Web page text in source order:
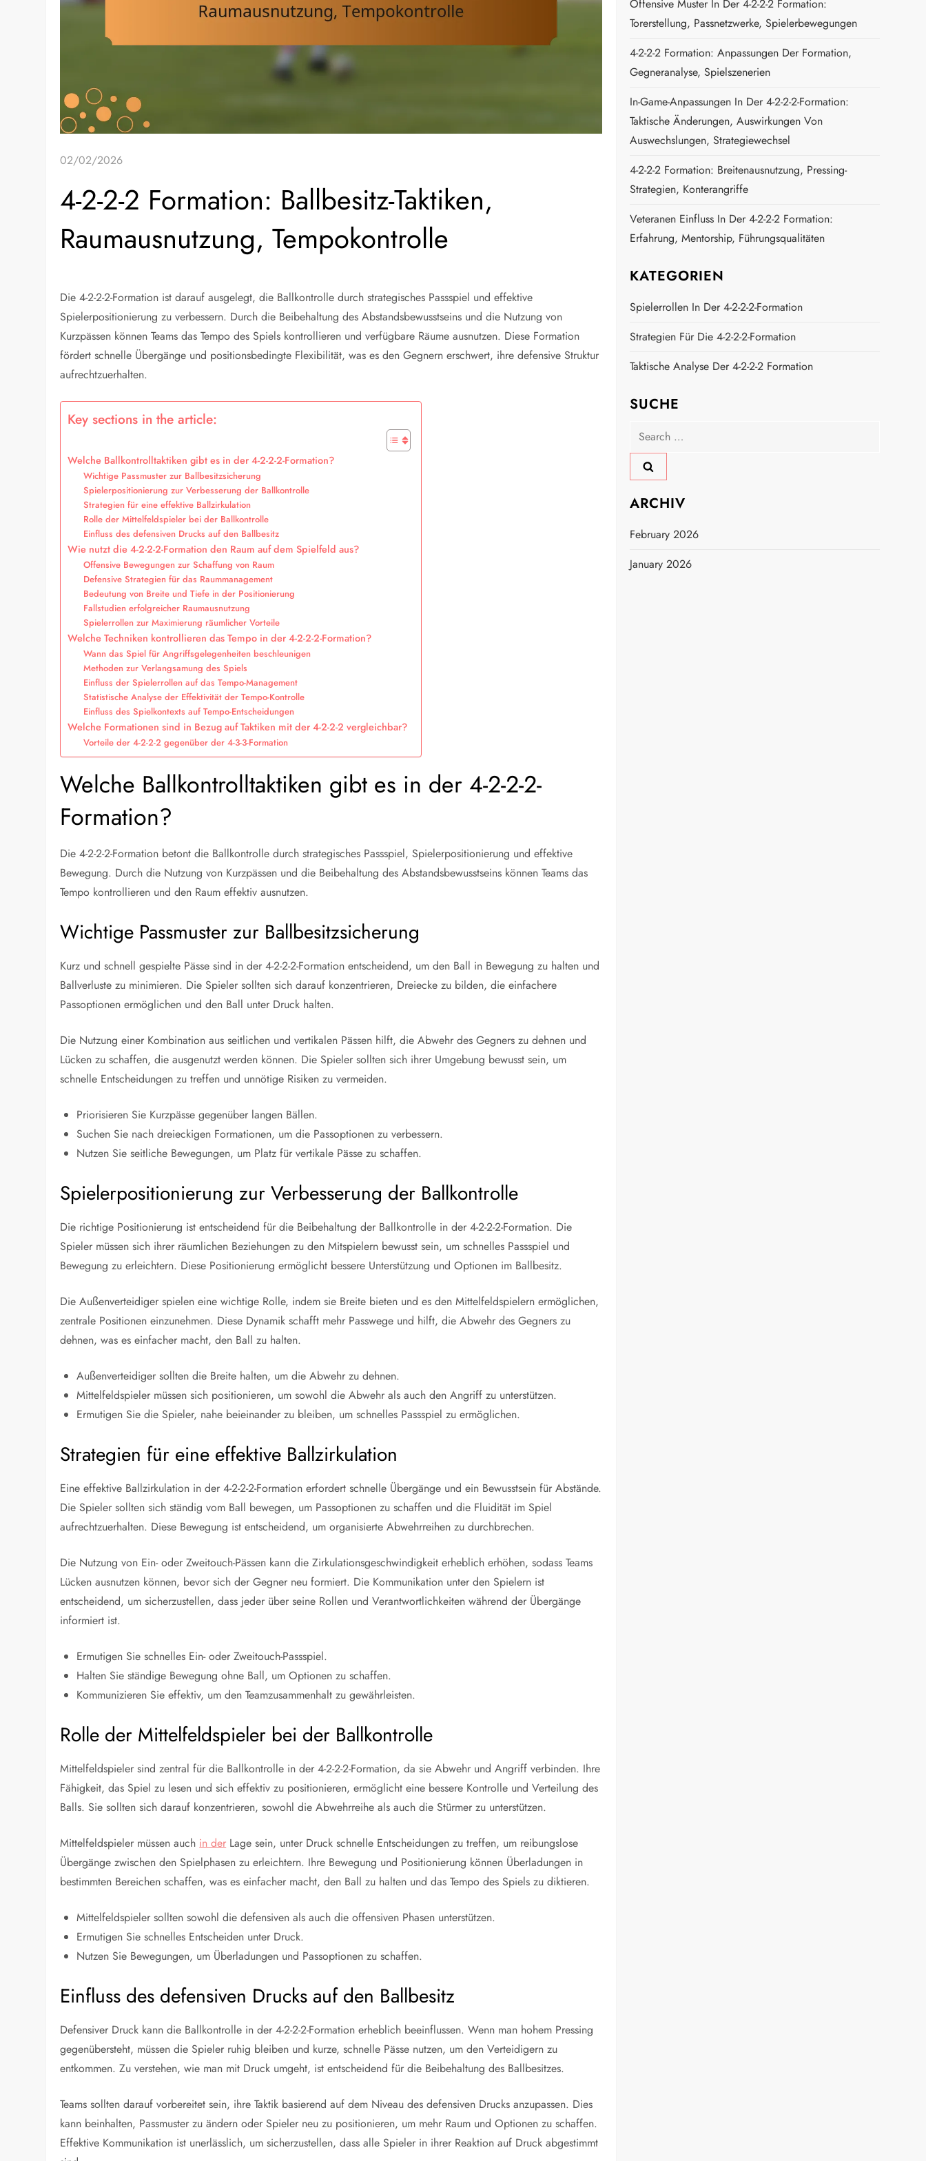
02/02/2026
4-2-2-2 Formation: Ballbesitz-Taktiken,
Raumausnutzung, Tempokontrolle
Die 4-2-2-2-Formation ist darauf ausgelegt, die Ballkontrolle durch strategisches Passspiel und effektive
Spielerpositionierung zu verbessern. Durch die Beibehaltung des Abstandsbewusstseins und die Nutzung von
Kurzpässen können Teams das Tempo des Spiels kontrollieren und verfügbare Räume ausnutzen. Diese Formation
fördert schnelle Übergänge und positionsbedingte Flexibilität, was es den Gegnern erschwert, ihre defensive Struktur
aufrechtzuerhalten.
Key sections in the article:
Welche Ballkontrolltaktiken gibt es in der 4-2-2-2-Formation?
Wichtige Passmuster zur Ballbesitzsicherung
Spielerpositionierung zur Verbesserung der Ballkontrolle
Strategien für eine effektive Ballzirkulation
Rolle der Mittelfeldspieler bei der Ballkontrolle
Einfluss des defensiven Drucks auf den Ballbesitz
Wie nutzt die 4-2-2-2-Formation den Raum auf dem Spielfeld aus?
Offensive Bewegungen zur Schaffung von Raum
Defensive Strategien für das Raummanagement
Bedeutung von Breite und Tiefe in der Positionierung
Fallstudien erfolgreicher Raumausnutzung
Spielerrollen zur Maximierung räumlicher Vorteile
Welche Techniken kontrollieren das Tempo in der 4-2-2-2-Formation?
Wann das Spiel für Angriffsgelegenheiten beschleunigen
Methoden zur Verlangsamung des Spiels
Einfluss der Spielerrollen auf das Tempo-Management
Statistische Analyse der Effektivität der Tempo-Kontrolle
Einfluss des Spielkontexts auf Tempo-Entscheidungen
Welche Formationen sind in Bezug auf Taktiken mit der 4-2-2-2 vergleichbar?
Vorteile der 4-2-2-2 gegenüber der 4-3-3-Formation
Welche Ballkontrolltaktiken gibt es in der 4-2-2-2-
Formation?
Die 4-2-2-2-Formation betont die Ballkontrolle durch strategisches Passspiel, Spielerpositionierung und effektive
Bewegung. Durch die Nutzung von Kurzpässen und die Beibehaltung des Abstandsbewusstseins können Teams das
Tempo kontrollieren und den Raum effektiv ausnutzen.
Wichtige Passmuster zur Ballbesitzsicherung
Kurz und schnell gespielte Pässe sind in der 4-2-2-2-Formation entscheidend, um den Ball in Bewegung zu halten und
Ballverluste zu minimieren. Die Spieler sollten sich darauf konzentrieren, Dreiecke zu bilden, die einfachere
Passoptionen ermöglichen und den Ball unter Druck halten.
Die Nutzung einer Kombination aus seitlichen und vertikalen Pässen hilft, die Abwehr des Gegners zu dehnen und
Lücken zu schaffen, die ausgenutzt werden können. Die Spieler sollten sich ihrer Umgebung bewusst sein, um
schnelle Entscheidungen zu treffen und unnötige Risiken zu vermeiden.
Priorisieren Sie Kurzpässe gegenüber langen Bällen.
Suchen Sie nach dreieckigen Formationen, um die Passoptionen zu verbessern.
Nutzen Sie seitliche Bewegungen, um Platz für vertikale Pässe zu schaffen.
Spielerpositionierung zur Verbesserung der Ballkontrolle
Die richtige Positionierung ist entscheidend für die Beibehaltung der Ballkontrolle in der 4-2-2-2-Formation. Die
Spieler müssen sich ihrer räumlichen Beziehungen zu den Mitspielern bewusst sein, um schnelles Passspiel und
Bewegung zu erleichtern. Diese Positionierung ermöglicht bessere Unterstützung und Optionen im Ballbesitz.
Die Außenverteidiger spielen eine wichtige Rolle, indem sie Breite bieten und es den Mittelfeldspielern ermöglichen,
zentrale Positionen einzunehmen. Diese Dynamik schafft mehr Passwege und hilft, die Abwehr des Gegners zu
dehnen, was es einfacher macht, den Ball zu halten.
Außenverteidiger sollten die Breite halten, um die Abwehr zu dehnen.
Mittelfeldspieler müssen sich positionieren, um sowohl die Abwehr als auch den Angriff zu unterstützen.
Ermutigen Sie die Spieler, nahe beieinander zu bleiben, um schnelles Passspiel zu ermöglichen.
Strategien für eine effektive Ballzirkulation
Eine effektive Ballzirkulation in der 4-2-2-2-Formation erfordert schnelle Übergänge und ein Bewusstsein für Abstände.
Die Spieler sollten sich ständig vom Ball bewegen, um Passoptionen zu schaffen und die Fluidität im Spiel
aufrechtzuerhalten. Diese Bewegung ist entscheidend, um organisierte Abwehrreihen zu durchbrechen.
Die Nutzung von Ein- oder Zweitouch-Pässen kann die Zirkulationsgeschwindigkeit erheblich erhöhen, sodass Teams
Lücken ausnutzen können, bevor sich der Gegner neu formiert. Die Kommunikation unter den Spielern ist
entscheidend, um sicherzustellen, dass jeder über seine Rollen und Verantwortlichkeiten während der Übergänge
informiert ist.
Ermutigen Sie schnelles Ein- oder Zweitouch-Passspiel.
Halten Sie ständige Bewegung ohne Ball, um Optionen zu schaffen.
Kommunizieren Sie effektiv, um den Teamzusammenhalt zu gewährleisten.
Rolle der Mittelfeldspieler bei der Ballkontrolle
Mittelfeldspieler sind zentral für die Ballkontrolle in der 4-2-2-2-Formation, da sie Abwehr und Angriff verbinden. Ihre
Fähigkeit, das Spiel zu lesen und sich effektiv zu positionieren, ermöglicht eine bessere Kontrolle und Verteilung des
Balls. Sie sollten sich darauf konzentrieren, sowohl die Abwehrreihe als auch die Stürmer zu unterstützen.
Mittelfeldspieler müssen auch in der Lage sein, unter Druck schnelle Entscheidungen zu treffen, um reibungslose
Übergänge zwischen den Spielphasen zu erleichtern. Ihre Bewegung und Positionierung können Überladungen in
bestimmten Bereichen schaffen, was es einfacher macht, den Ball zu halten und das Tempo des Spiels zu diktieren.
Mittelfeldspieler sollten sowohl die defensiven als auch die offensiven Phasen unterstützen.
Ermutigen Sie schnelles Entscheiden unter Druck.
Nutzen Sie Bewegungen, um Überladungen und Passoptionen zu schaffen.
Einfluss des defensiven Drucks auf den Ballbesitz
Defensiver Druck kann die Ballkontrolle in der 4-2-2-2-Formation erheblich beeinflussen. Wenn man hohem Pressing
gegenübersteht, müssen die Spieler ruhig bleiben und kurze, schnelle Pässe nutzen, um den Verteidigern zu
entkommen. Zu verstehen, wie man mit Druck umgeht, ist entscheidend für die Beibehaltung des Ballbesitzes.
Teams sollten darauf vorbereitet sein, ihre Taktik basierend auf dem Niveau des defensiven Drucks anzupassen. Dies
kann beinhalten, Passmuster zu ändern oder Spieler neu zu positionieren, um mehr Raum und Optionen zu schaffen.
Effektive Kommunikation ist unerlässlich, um sicherzustellen, dass alle Spieler in ihrer Reaktion auf Druck abgestimmt
Offensive Muster In Der 4-2-2-2 Formation:
Torerstellung, Passnetzwerke, Spielerbewegungen
4-2-2-2 Formation: Anpassungen Der Formation,
Gegneranalyse, Spielszenerien
In-Game-Anpassungen In Der 4-2-2-2-Formation:
Taktische Änderungen, Auswirkungen Von
Auswechslungen, Strategiewechsel
4-2-2-2 Formation: Breitenausnutzung, Pressing-
Strategien, Konterangriffe
Veteranen Einfluss In Der 4-2-2-2 Formation:
Erfahrung, Mentorship, Führungsqualitäten
KATEGORIEN
Spielerrollen In Der 4-2-2-2-Formation
Strategien Für Die 4-2-2-2-Formation
Taktische Analyse Der 4-2-2-2 Formation
SUCHE
Search
for:
ARCHIV
February 2026
January 2026